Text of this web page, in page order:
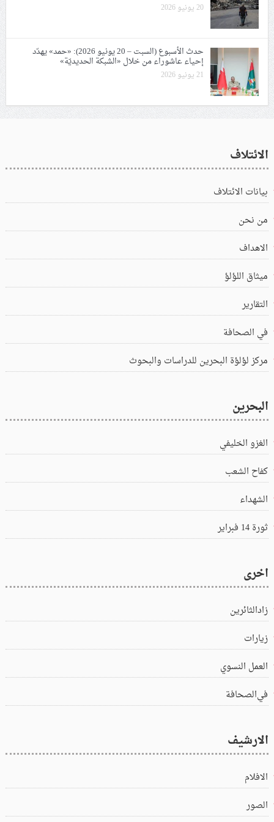
20 يونيو 2026
حدث الأسبوع (السبت – 20 يونيو 2026): «حمد» يهدّد
إحياء عاشوراء من خلال «الشبكة الحديديّة»
21 يونيو 2026
الائتلاف
بيانات الائتلاف
من نحن
الاهداف
ميثاق اللؤلؤ
التقارير
في الصحافة
مركز لؤلؤة البحرين للدراسات والبحوث
البحرين
الغزو الخليفي
كفاح الشعب
الشهداء
ثورة 14 فبراير
اخرى
زادالثائرين
زيارات
العمل النسوي
في‌الصحافة
الارشيف
الافلام
الصور